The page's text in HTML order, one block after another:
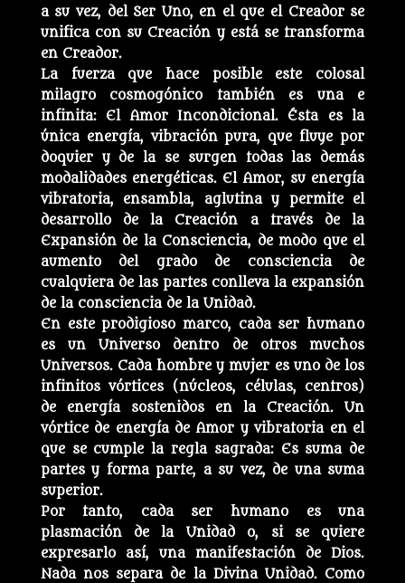
a su vez, del Ser Uno, en el que el Creador se
unifica con su Creación y está se transforma
en Creador.
La fuerza que hace posible este colosal
milagro cosmogónico también es una e
infinita: El Amor Incondicional. Ésta es la
única energía, vibración pura, que fluye por
doquier y de la se surgen todas las demás
modalidades energéticas. El Amor, su energía
vibratoria, ensambla, aglutina y permite el
desarrollo de la Creación a través de la
Expansión de la Consciencia, de modo que el
aumento del grado de consciencia de
cualquiera de las partes conlleva la expansión
de la consciencia de la Unidad.
En este prodigioso marco, cada ser humano
es un Universo dentro de otros muchos
Universos. Cada hombre y mujer es uno de los
infinitos vórtices (núcleos, células, centros)
de energía sostenidos en la Creación. Un
vórtice de energía de Amor y vibratoria en el
que se cumple la regla sagrada: Es suma de
partes y forma parte, a su vez, de una suma
superior.
Por tanto, cada ser humano es una
plasmación de la Unidad o, si se quiere
expresarlo así, una manifestación de Dios.
Nada nos separa de la Divina Unidad. Como